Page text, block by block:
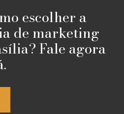
escolher a
de marketing
Fale agora